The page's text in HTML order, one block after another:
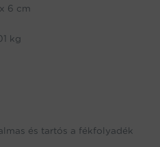
6 cm
kg
és tartós a fékfolyadék